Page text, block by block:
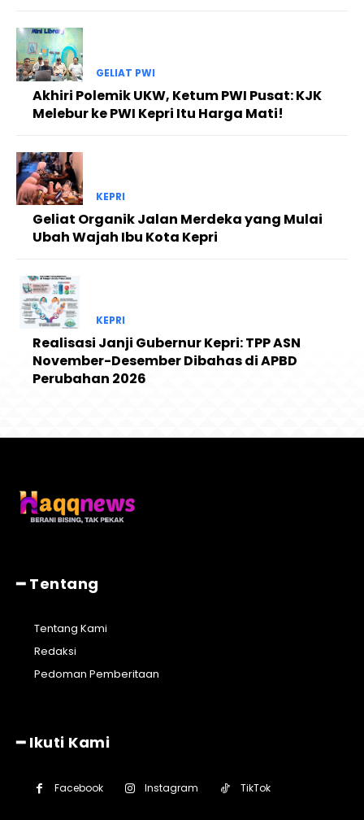
GELIAT PWI
Akhiri Polemik UKW, Ketum PWI Pusat: KJK
Melebur ke PWI Kepri Itu Harga Mati!
KEPRI
Geliat Organik Jalan Merdeka yang Mulai
Ubah Wajah Ibu Kota Kepri
KEPRI
Realisasi Janji Gubernur Kepri: TPP ASN
November-Desember Dibahas di APBD
Perubahan 2026
━ Tentang
Tentang Kami
Redaksi
Pedoman Pemberitaan
━ Ikuti Kami
Facebook Instagram TikTok